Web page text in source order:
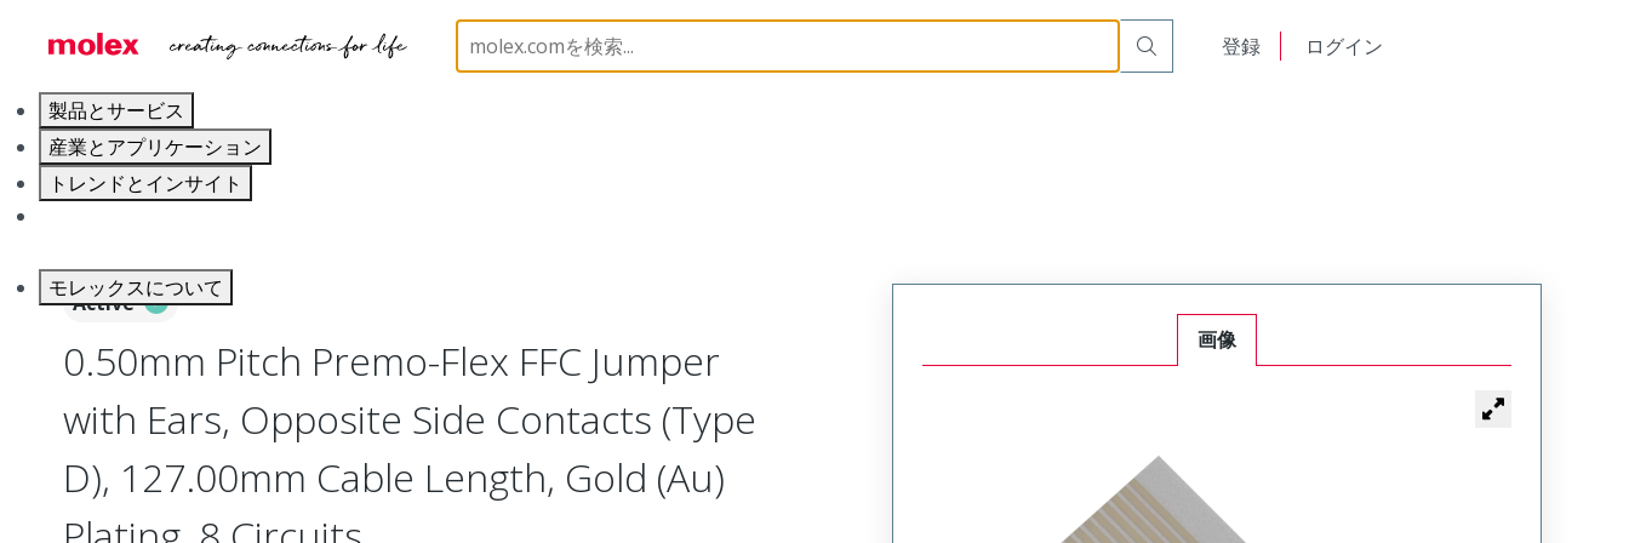
登録 ログイン
製品とサービス
産業とアプリケーション
トレンドとインサイト
モレックスについて
Flat-Flexible Cable (FFC) 17331 173312508
Active
0.50mm Pitch Premo-Flex FFC Jumper
with Ears, Opposite Side Contacts (Type
D), 127.00mm Cable Length, Gold (Au)
画像